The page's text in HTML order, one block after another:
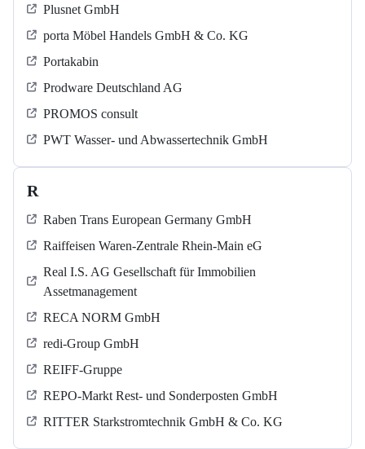
Plusnet GmbH
porta Möbel Handels GmbH & Co. KG
Portakabin
Prodware Deutschland AG
PROMOS consult
PWT Wasser- und Abwassertechnik GmbH
R
Raben Trans European Germany GmbH
Raiffeisen Waren-Zentrale Rhein-Main eG
Real I.S. AG Gesellschaft für Immobilien
Assetmanagement
RECA NORM GmbH
redi-Group GmbH
REIFF-Gruppe
REPO-Markt Rest- und Sonderposten GmbH
RITTER Starkstromtechnik GmbH & Co. KG